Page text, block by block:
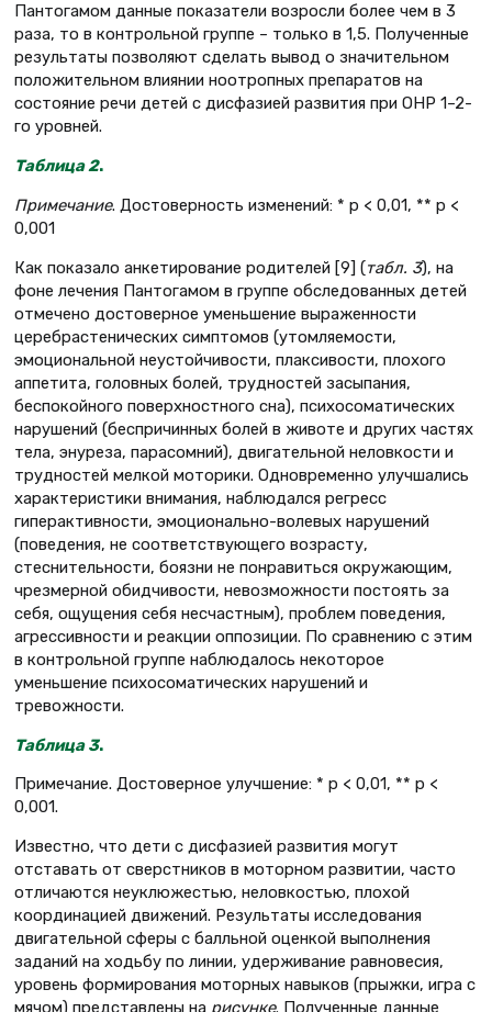
Пантогамом данные показатели возросли более чем в 3
раза, то в контрольной группе – только в 1,5. Полученные
результаты позволяют сделать вывод о значительном
положительном влиянии ноотропных препаратов на
состояние речи детей с дисфазией развития при ОНР 1–2-
го уровней.
Таблица 2.
Примечание. Достоверность изменений: * p < 0,01, ** p <
0,001
Как показало анкетирование родителей [9] (табл. 3), на
фоне лечения Пантогамом в группе обследованных детей
отмечено достоверное уменьшение выраженности
церебрастенических симптомов (утомляемости,
эмоциональной неустойчивости, плаксивости, плохого
аппетита, головных болей, трудностей засыпания,
беспокойного поверхностного сна), психосоматических
нарушений (беспричинных болей в животе и других частях
тела, энуреза, парасомний), двигательной неловкости и
трудностей мелкой моторики. Одновременно улучшались
характеристики внимания, наблюдался регресс
гиперактивности, эмоционально-волевых нарушений
(поведения, не соответствующего возрасту,
стеснительности, боязни не понравиться окружающим,
чрезмерной обидчивости, невозможности постоять за
себя, ощущения себя несчастным), проблем поведения,
агрессивности и реакции оппозиции. По сравнению с этим
в контрольной группе наблюдалось некоторое
уменьшение психосоматических нарушений и
тревожности.
Таблица 3.
Примечание. Достоверное улучшение: * p < 0,01, ** p <
0,001.
Известно, что дети с дисфазией развития могут
отставать от сверстников в моторном развитии, часто
отличаются неуклюжестью, неловкостью, плохой
координацией движений. Результаты исследования
двигательной сферы с балльной оценкой выполнения
заданий на ходьбу по линии, удерживание равновесия,
уровень формирования моторных навыков (прыжки, игра с
мячом) представлены на рисунке. Полученные данные